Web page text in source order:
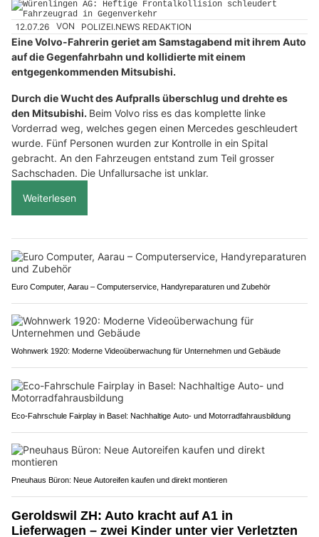
12.07.26 VON POLIZEI.NEWS REDAKTION
Eine Volvo-Fahrerin geriet am Samstagabend mit ihrem Auto
auf die Gegenfahrbahn und kollidierte mit einem
entgegenkommenden Mitsubishi.
Durch die Wucht des Aufpralls überschlug und drehte es
den Mitsubishi. Beim Volvo riss es das komplette linke
Vorderrad weg, welches gegen einen Mercedes geschleudert
wurde. Fünf Personen wurden zur Kontrolle in ein Spital
gebracht. An den Fahrzeugen entstand zum Teil grosser
Sachschaden. Die Unfallursache ist unklar.
Weiterlesen
Euro Computer, Aarau – Computerservice, Handyreparaturen und Zubehör
Wohnwerk 1920: Moderne Videoüberwachung für Unternehmen und Gebäude
Eco-Fahrschule Fairplay in Basel: Nachhaltige Auto- und Motorradfahrausbildung
Pneuhaus Büron: Neue Autoreifen kaufen und direkt montieren
Geroldswil ZH: Auto kracht auf A1 in
Lieferwagen – zwei Kinder unter vier Verletzten